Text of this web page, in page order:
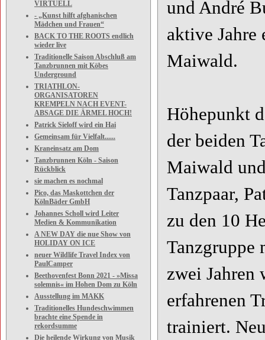
VIRTUELL
- „Kunst hilft afghanischen
Mädchen und Frauen“
BACK TO THE ROOTS endlich
wieder live
Traditionelle Saison Abschluß am
Tanzbrunnen mit Köbes
Underground
TRIATHLON-
ORGANISATOREN
KREMPELN NACH EVENT-
ABSAGE DIE ÄRMEL HOCH!
Patrick Sieloff wird ein Hai
Gemeinsam für Vielfalt......
Kraneinsatz am Dom
Tanzbrunnen Köln - Saison
Rückblick
sie machen es nochmal
Pico, das Maskottchen der
KölnBäder GmbH
Johannes Scholl wird Leiter
Medien & Kommunikation
A NEW DAY die nue Show von
HOLIDAY ON ICE
neuer Wildlife Travel Index von
PaulCamper
Beethovenfest Bonn 2021 - »Missa
solemnis« im Hohen Dom zu Köln
Ausstellung im MAKK
Traditionelles Hundeschwimmen
brachte eine Spende in
rekordsumme
Die heilende Wirkung von Musik
und André
aktive Jahre
Maiwald.
Höhepunkt
der beiden
Maiwald
Tanzpaar,
zu den 10
Tanzgruppe
zwei Jahren
erfahrenen
trainiert.